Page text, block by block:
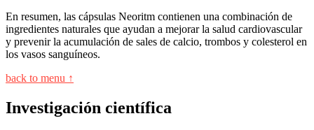
En resumen, las cápsulas Neoritm contienen una combinación de
ingredientes naturales que ayudan a mejorar la salud cardiovascular
y prevenir la acumulación de sales de calcio, trombos y colesterol en
los vasos sanguíneos.
back to menu ↑
Investigación científica